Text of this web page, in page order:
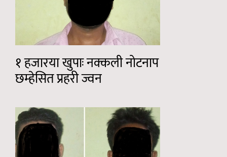
१ हजारया खुपाः नक्कली नोटनाप
छम्हेसित प्रहरी ज्वन